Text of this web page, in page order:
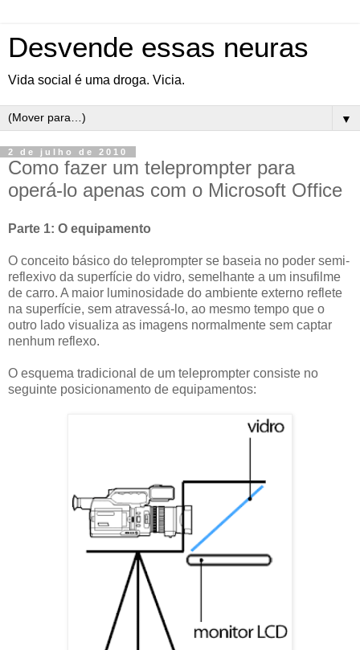
Desvende essas neuras
Vida social é uma droga. Vicia.
▼
2 de julho de 2010
Como fazer um teleprompter para
operá-lo apenas com o Microsoft Office
Parte 1: O equipamento
O conceito básico do teleprompter se baseia no poder semi-
reflexivo da superfície do vidro, semelhante a um insufilme
de carro. A maior luminosidade do ambiente externo reflete
na superfície, sem atravessá-lo, ao mesmo tempo que o
outro lado visualiza as imagens normalmente sem captar
nenhum reflexo.
O esquema tradicional de um teleprompter consiste no
seguinte posicionamento de equipamentos: